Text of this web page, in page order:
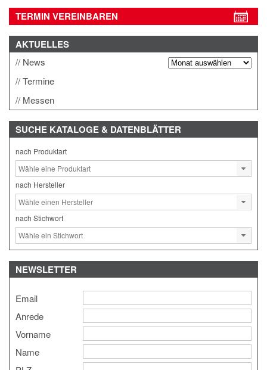
TERMIN VEREINBAREN
AKTUELLES
News
Termine
Messen
SUCHE KATALOGE & DATENBLÄTTER
nach Produktart
nach Hersteller
nach Stichwort
NEWSLETTER
Email
Anrede
Vorname
Name